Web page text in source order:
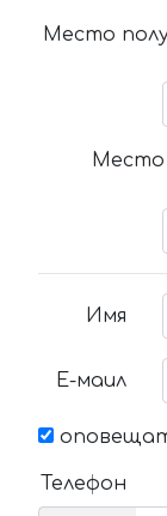
Место
Место
Имя
Е-маил
Телефон